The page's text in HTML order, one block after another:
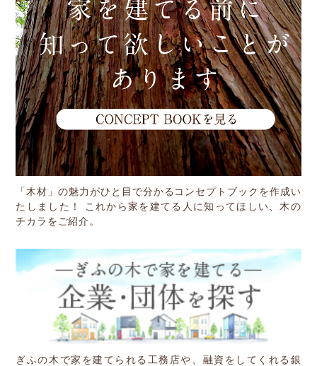
「木材」の魅力がひと目で分かるコンセプトブックを作成い
たしました！ これから家を建てる人に知ってほしい、木の
チカラをご紹介。
ぎふの木で家を建てられる工務店や、融資をしてくれる銀